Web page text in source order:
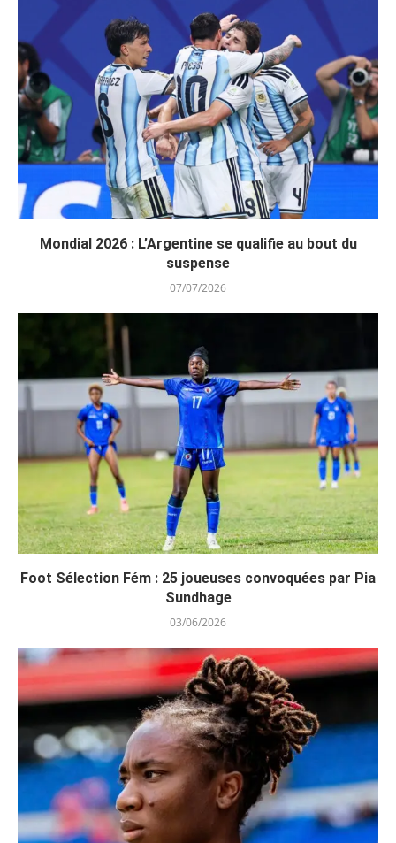
Mondial 2026 : L’Argentine se qualifie au bout du
suspense
07/07/2026
Foot Sélection Fém : 25 joueuses convoquées par Pia
Sundhage
03/06/2026